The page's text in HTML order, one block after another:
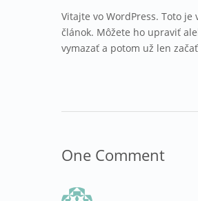
Vitajte vo WordPress. Toto je
článok. Môžete ho upraviť
vymazať a potom už len
One Comment